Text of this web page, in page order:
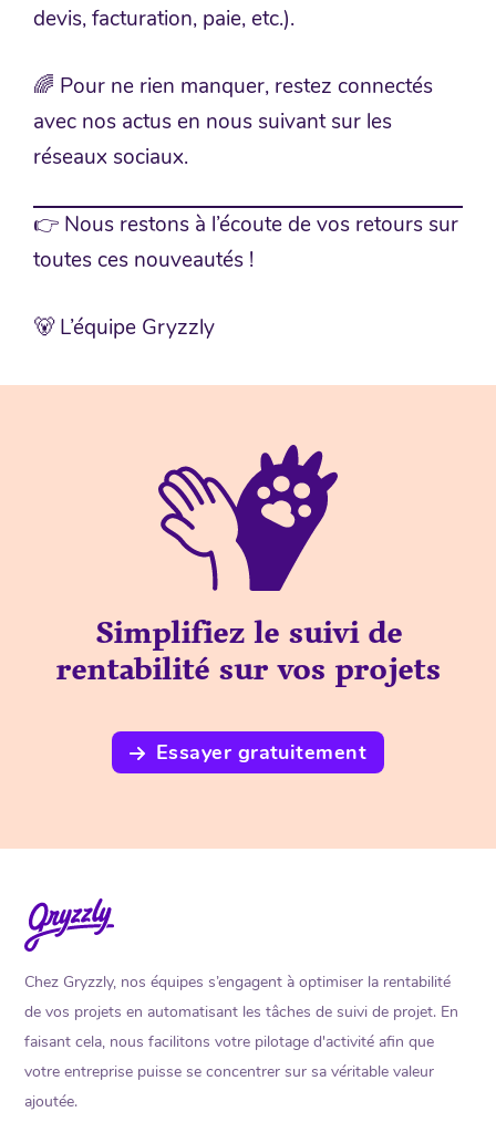
devis, facturation, paie, etc.).
🌈 Pour ne rien manquer, restez connectés
avec nos actus en nous suivant sur les
réseaux sociaux.
👉 Nous restons à l’écoute de vos retours sur
toutes ces nouveautés !
🐻 L’équipe Gryzzly
Simplifiez le suivi de
rentabilité sur vos projets
Essayer gratuitement
Chez Gryzzly, nos équipes s’engagent à optimiser la rentabilité
de vos projets en automatisant les tâches de suivi de projet. En
faisant cela, nous facilitons votre pilotage d'activité afin que
votre entreprise puisse se concentrer sur sa véritable valeur
ajoutée.